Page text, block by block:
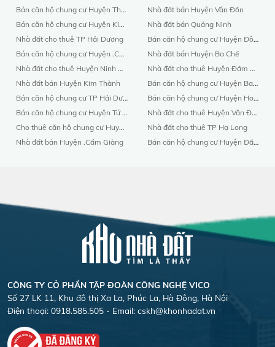
Bán căn hộ chung cư Huyện Thanh Miện
Bán căn hộ chung cư Huyện Kinh Môn
Nhà đất cho thuê TP Hải Dương
Bán căn hộ chung cư Huyện .Cẩm Giàng
Nhà đất cho thuê Huyện Ninh Giang
Nhà đất bán Huyện Kim Thành
Bán căn hộ chung cư TP Hải Dương
Bán căn hộ chung cư Huyện Tứ Kỳ
Cho thuê căn hộ chung cư Huyện Nam Sách
Nhà đất bán Huyện .Cẩm Giàng
Nhà đất bán Huyện Vân Đồn
Nhà đất bán Quảng Ninh
Bán căn hộ chung cư Huyện Đông Triều
Nhà đất bán Huyện Ba Chế
Nhà đất cho thuê Huyện Đầm Hà
Bán căn hộ chung cư Huyện Ba Chế
Bán căn hộ chung cư Huyện Hoàn Bồ
Nhà đất cho thuê Huyện Vân Đồn
Nhà đất cho thuê TP Hạ Long
Bán căn hộ chung cư Huyện Đầm Hà
CÔNG TY CỎ PHẦN TẬP ĐOÀN CÔNG NGHỆ VICO
Số 27 LK 11, Khu đô thị Xa La, Phúc La, Hà Đông, Hà Nội
Điện thoại: 0918.585.505 - Email: cskh@khonhadat.vn